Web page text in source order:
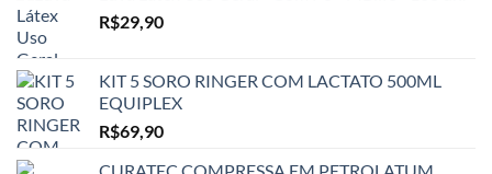
R$29,90
KIT 5 SORO RINGER COM LACTATO 500ML
EQUIPLEX
R$69,90